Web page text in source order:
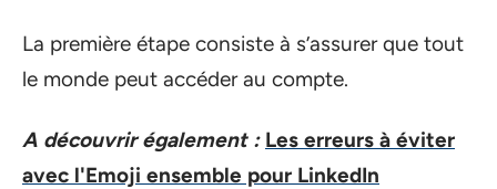
La première étape consiste à s’assurer que tout
le monde peut accéder au compte.
A découvrir également : Les erreurs à éviter
avec l'Emoji ensemble pour LinkedIn